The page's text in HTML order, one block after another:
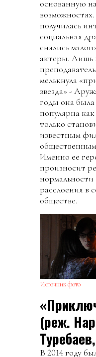
основанную
получилась
социальная
снялись
актеры. Лишь
мелькнула
звезда» -
годы она
популярна
только
известным
Именно ее
произносит
нормальности
расслоения в
обществе.
Источник фото
(реж.
В 2014 году